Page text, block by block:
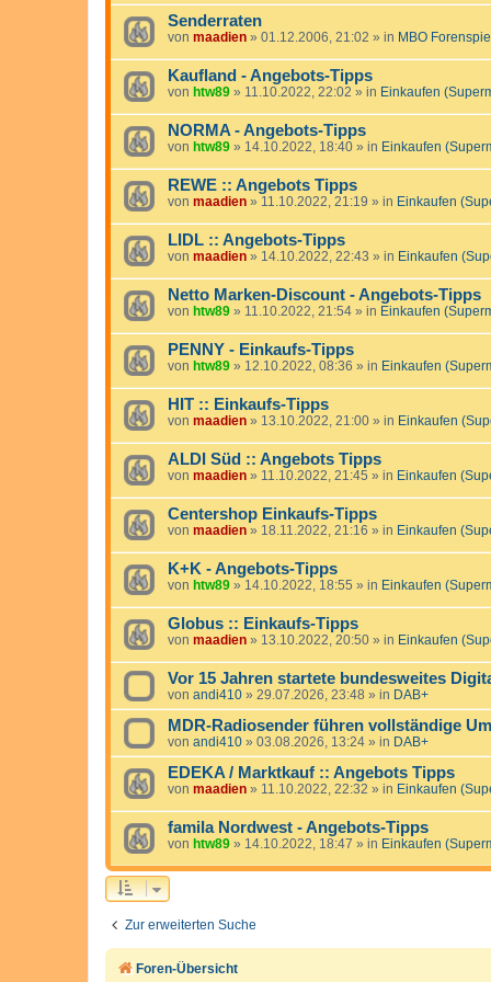
Senderraten
von maadien » 01.12.2006, 21:02 » in MBO
Kaufland - Angebots-Tipps
von htw89 » 11.10.2022, 22:02 » in Einkaufen
NORMA - Angebots-Tipps
von htw89 » 14.10.2022, 18:40 » in Einkaufen
REWE :: Angebots Tipps
von maadien » 11.10.2022, 21:19 » in Einkaufen
LIDL :: Angebots-Tipps
von maadien » 14.10.2022, 22:43 » in Einkaufen
Netto Marken-Discount - Angebots-Tipps
von htw89 » 11.10.2022, 21:54 » in Einkaufen
PENNY - Einkaufs-Tipps
von htw89 » 12.10.2022, 08:36 » in Einkaufen
HIT :: Einkaufs-Tipps
von maadien » 13.10.2022, 21:00 » in Einkaufen
ALDI Süd :: Angebots Tipps
von maadien » 11.10.2022, 21:45 » in Einkaufen
Centershop Einkaufs-Tipps
von maadien » 18.11.2022, 21:16 » in Einkaufen
K+K - Angebots-Tipps
von htw89 » 14.10.2022, 18:55 » in Einkaufen
Globus :: Einkaufs-Tipps
von maadien » 13.10.2022, 20:50 » in Einkaufen
Vor 15 Jahren startete bundesweites
von andi410 » 29.07.2026, 23:48 » in DAB+
MDR-Radiosender führen vollständige
von andi410 » 03.08.2026, 13:24 » in DAB+
EDEKA / Marktkauf :: Angebots Tipps
von maadien » 11.10.2022, 22:32 » in Einkaufen
famila Nordwest - Angebots-Tipps
von htw89 » 14.10.2022, 18:47 » in Einkaufen
Zur erweiterten Suche
Foren-Übersicht